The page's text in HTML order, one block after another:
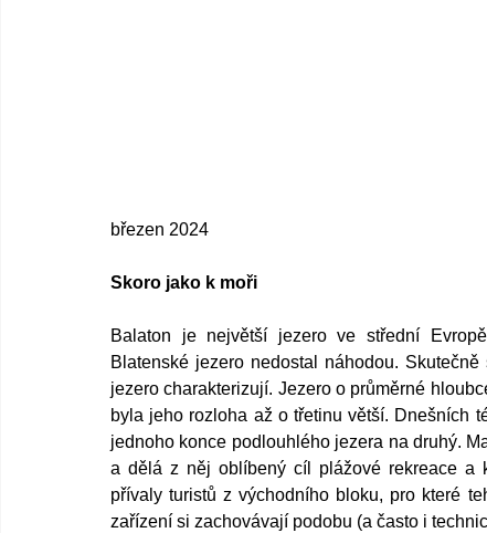
březen 2024
Skoro jako k moři
Balaton je největší jezero ve střední
Blatenské jezero nedostal náhodou.
jezero charakterizují. Jezero o průměrné
byla jeho rozloha až o třetinu větší. Dnešních
jednoho konce podlouhlého jezera na druhý.
a dělá z něj oblíbený cíl plážové rekreace a
přívaly turistů z východního bloku, pro které
zařízení si zachovávají podobu (a často i